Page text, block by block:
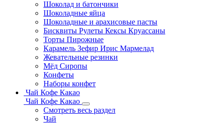
Шоколад и батончики
Шоколадные яйца
Шоколадные и арахисовые пасты
Бисквиты Рулеты Кексы Круассаны
Торты Пирожные
Карамель Зефир Ирис Мармелад
Жевательные резинки
Мёд Сиропы
Конфеты
Наборы конфет
Чай Кофе Какао
Чай Кофе Какао
Смотреть весь раздел
Чай